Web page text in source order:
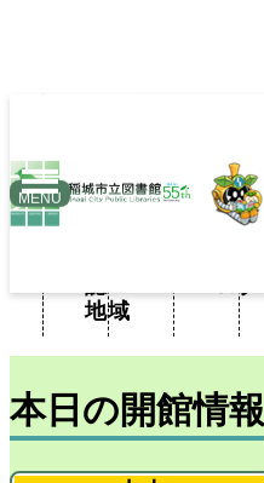
MENU 新
地域
iブラ
本日の開館情報